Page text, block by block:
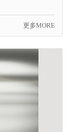
更多MORE